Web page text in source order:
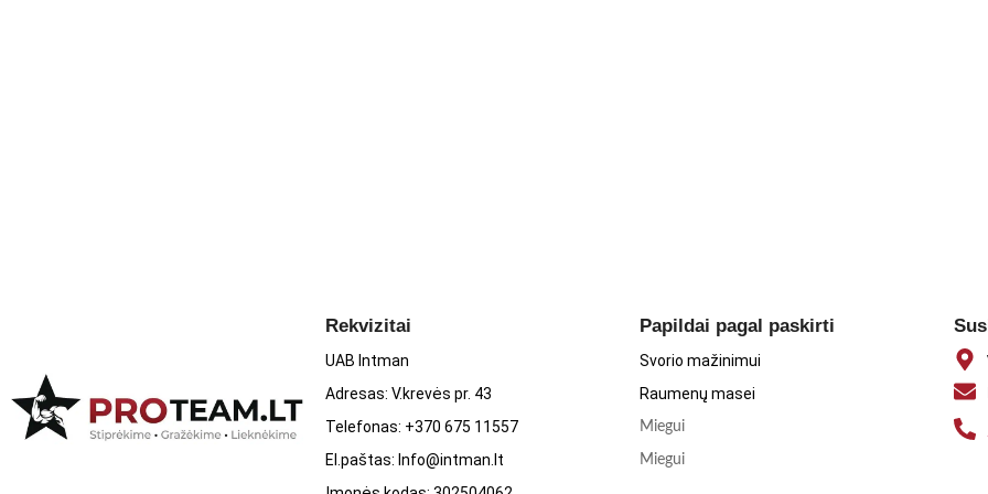
Vitaminas B12 (cianokobalaminas), 50 mcg, 2083%
Kalcis (kalcio karbonatas), 80 mg, 8%
Magnis (magnio oksidas), 57 mg, 14%
Rekvizitai
UAB Intman
Adresas: V.krevės pr. 43
Telefonas: +370 675 11557
El.paštas: Info@intman.lt
Papildai pagal paskirti
Svorio mažinimui
Raumenų masei
Miegui
Miegui